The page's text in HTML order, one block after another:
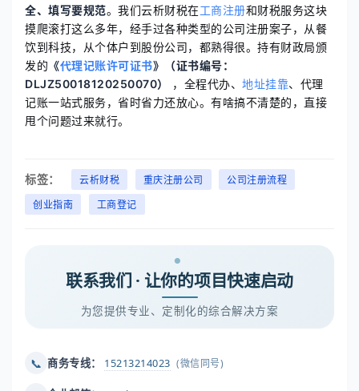
全、填写要规范。我们云析财税在工商注册和财税服务这块
摸爬滚打这么多年，经手过各种类型的公司注册案子，从餐
饮到科技，从个体户到股份公司，都熟得很。持有财政局颁
发的 《代理记账许可证书》（证书编号：
DLJZ50018120250070）
，全程代办、 地址挂靠、代理
记账一站式服务，省时省力还放心。有啥搞不清楚的，直接
甩个问题过来就行。
标签： 云析财税 重庆注册公司
公司注册流程
创业指南
工商登记
联系我们 · 让你的项目快速启动
为您提供专业、定制化的综合解决方案
📞 商务专线： 15213214023 (微信同号)